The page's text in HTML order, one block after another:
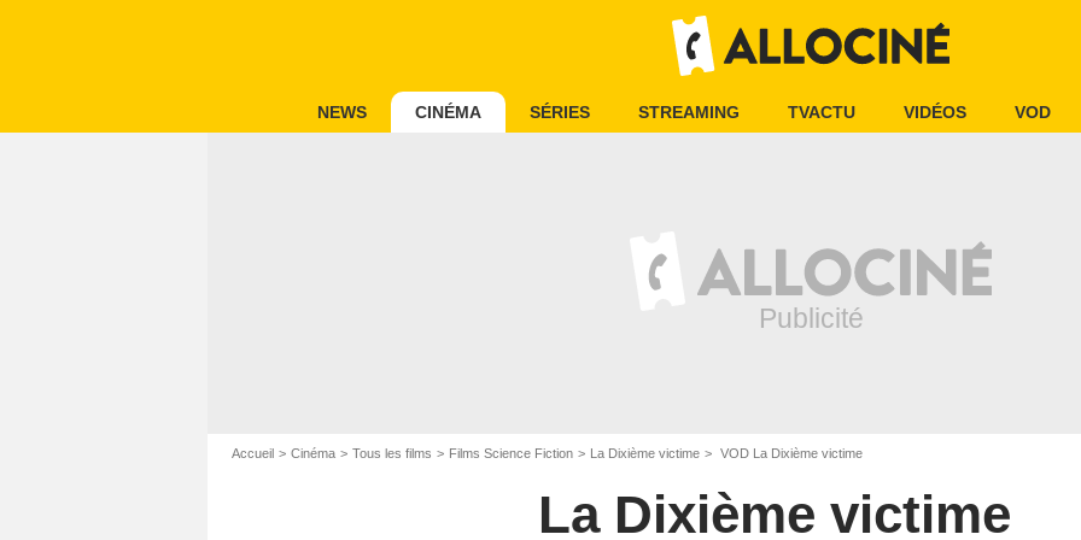
NEWS CINÉMA SÉRIES STREAMING TVACTU VIDÉOS VOD
Accueil Cinéma Tous les films Films Science Fiction La Dixième victime VOD La Dixième victime
La Dixième victime